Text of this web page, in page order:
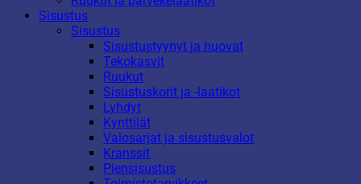
Sisustus
Sisustus
Sisustustyynyt ja huovat
Tekokasvit
Ruukut
Sisustuskorit ja -laatikot
Lyhdyt
Kynttilät
Valosarjat ja sisustusvalot
Kranssit
Piensisustus